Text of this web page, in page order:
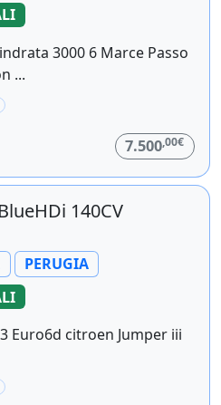
3000 6 Marce Passo
...
7.500,00€
140CV
PERUGIA
Euro6d citroen Jumper iii